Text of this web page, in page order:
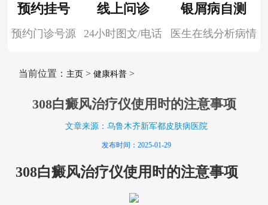
预约挂号
预约门诊号源
线上问诊
24小时图文/电话
银屑病自测
医生在线分析病情
当前位置： 主页> 健康科普>
308白癜风治疗仪使用时的注意事项
文章来源：乌鲁木齐新军都皮肤病医院
发布时间：2025-01-29
308白癜风治疗仪使用时的注意事项